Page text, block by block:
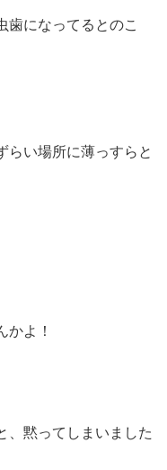
歯になってるとのこ
らい場所に薄っすらと
かよ！
、黙ってしまいました